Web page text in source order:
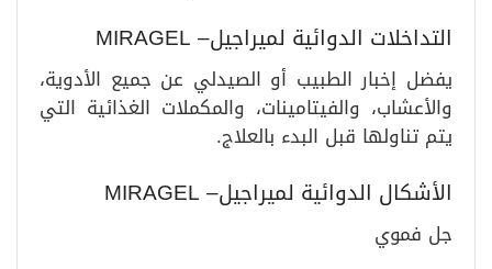
التداخلات الدوائية لميراجيل– MIRAGEL
يفضل إخبار الطبيب أو الصيدلي عن جميع الأدوية،
والأعشاب، والفيتامينات، والمكملات الغذائية التي
يتم تناولها قبل البدء بالعلاج.
الأشكال الدوائية لميراجيل– MIRAGEL
جل فموي